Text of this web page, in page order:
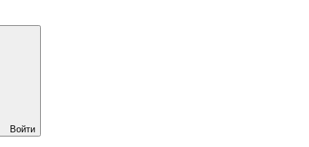
Войти